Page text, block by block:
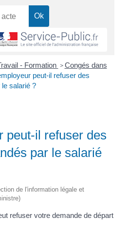
- Formation > Congés dans
peut-il refuser des
salarié ?
peut-il refuser des
par le salarié
de l'information légale et
refuser votre demande de départ